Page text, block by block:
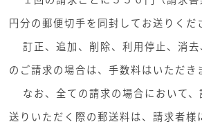
円分の郵便切手を同封してお送りくだ
訂正、追加、削除、利用停止、消去
のご請求の場合は、手数料はいただき
なお、全ての請求の場合において、
送りいただく際の郵送料は、請求者様